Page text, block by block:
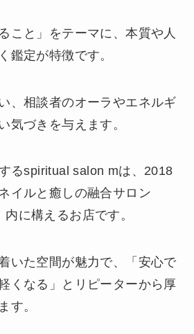
こと」をテーマに、本質や人
鑑定が特徴です。
、相談者のオーラやエネルギ
気づきを与えます。
るspiritual salon mは、2018
イルと癒しの融合サロン
内に構えるお店です。
いた空間が魅力で、「安心で
くなる」とリピーターから厚
す。